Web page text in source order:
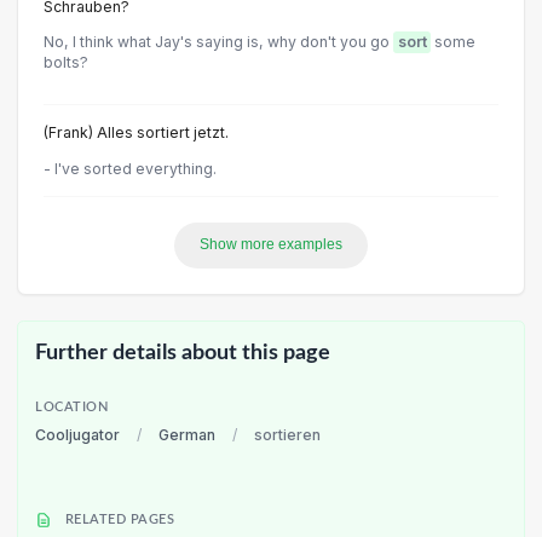
Schrauben?
No, I think what Jay's saying is, why don't you go sort some
bolts?
(Frank) Alles sortiert jetzt.
- I've sorted everything.
Show more examples
Further details about this page
LOCATION
Cooljugator / German / sortieren
RELATED PAGES